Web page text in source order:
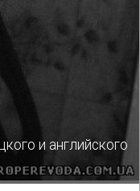
и английского